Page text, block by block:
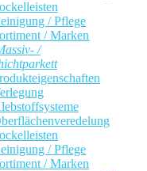
/ Pflege
/ Marken
/
/ Pflege
/ Marken